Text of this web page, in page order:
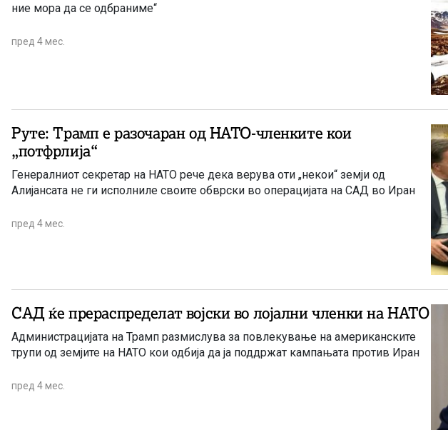
ние мора да се одбраниме“
пред 4 мес.
Руте: Трамп е разочаран од НАТО-членките кои
„потфрлија“
Генералниот секретар на НАТО рече дека верува оти „некои“ земји од
Алијансата не ги исполниле своите обврски во операцијата на САД во Иран
пред 4 мес.
САД ќе прераспределат војски во лојални членки на НАТО
Администрацијата на Трамп размислува за повлекување на американските
трупи од земјите на НАТО кои одбија да ја поддржат кампањата против Иран
пред 4 мес.